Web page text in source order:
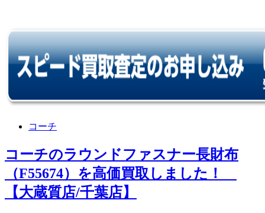
コーチ
コーチのラウンドファスナー長財布
（F55674）を高価買取しました！
【大蔵質店/千葉店】